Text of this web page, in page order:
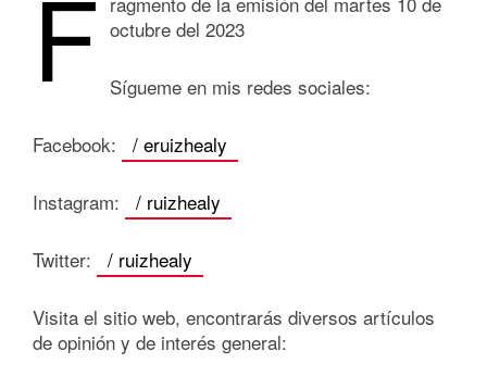
F octubre del 2023
Sígueme en mis redes sociales:
Facebook: / eruizhealy
Instagram: / ruizhealy
Twitter: / ruizhealy
Visita el sitio web, encontrarás diversos artículos
de opinión y de interés general: